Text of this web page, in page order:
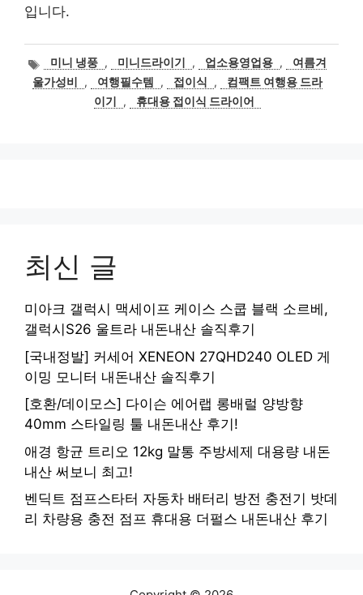
입니다.
태
그
미니 냉풍 , 미니드라이기 , 업소용영업용 ,
여름겨
울가성비
, 여행필수템 , 접이식 ,
컴팩트 여행용 드라
이기
, 휴대용 접이식 드라이어
최신 글
미아크 갤럭시 맥세이프 케이스 스쿱 블랙 소르베,
갤럭시S26 울트라 내돈내산 솔직후기
[국내정발] 커세어 XENEON 27QHD240 OLED 게
이밍 모니터 내돈내산 솔직후기
[호환/데이모스] 다이슨 에어랩 롱배럴 양방향
40mm 스타일링 툴 내돈내산 후기!
애경 항균 트리오 12kg 말통 주방세제 대용량 내돈
내산 써보니 최고!
벤딕트 점프스타터 자동차 배터리 방전 충전기 밧데
리 차량용 충전 점프 휴대용 더펄스 내돈내산 후기